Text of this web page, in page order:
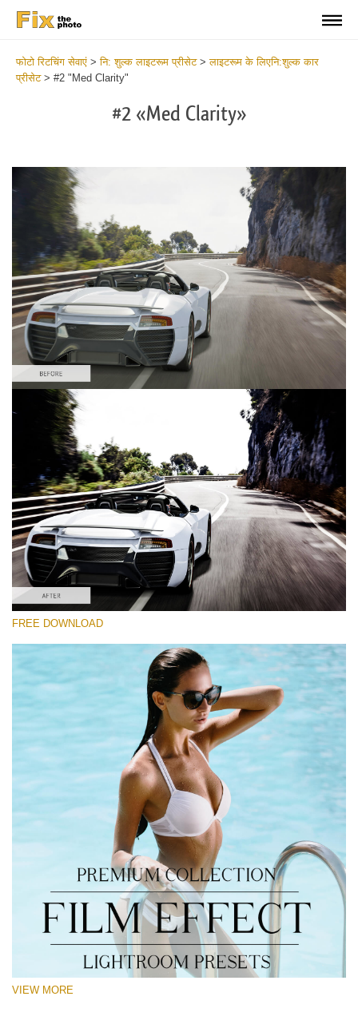
फोटो रिटचिंग सेवाएं >नि: शुल्क लाइटरूम प्रीसेट>लाइटरूम के लिएनि:शुल्क कार
प्रीसेट> #2 "Med Clarity"
#2 «Med Clarity»
कृपया चुने
Car Lightroom Preset #2
Film Effect
(30 Lr Presets)
Must-Have Collection
(1432 Lr Presets)
Entire Collection
(2067 Lr Presets)
मुफ्त डाउनलोड
FREE DOWNLOAD
VIEW MORE